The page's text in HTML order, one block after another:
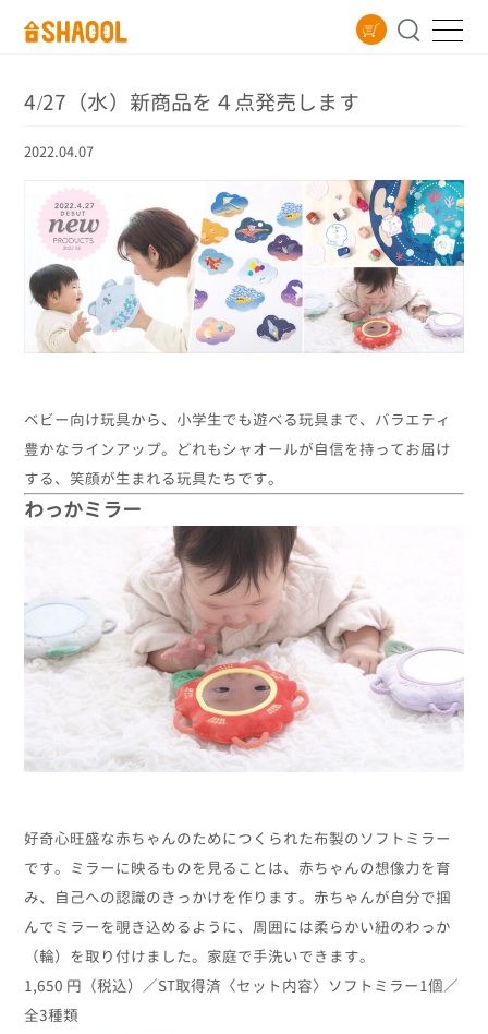
4/27（水）新商品を４点発売します
2022.04.07
ベビー向け玩具から、小学生でも遊べる玩具まで、バラエティ
豊かなラインアップ。どれもシャオールが自信を持ってお届け
する、笑顔が生まれる玩具たちです。
わっかミラー
好奇心旺盛な赤ちゃんのためにつくられた布製のソフトミラー
です。ミラーに映るものを見ることは、赤ちゃんの想像力を育
み、自己への認識のきっかけを作ります。赤ちゃんが自分で掴
んでミラーを覗き込めるように、周囲には柔らかい紐のわっか
（輪）を取り付けました。家庭で手洗いできます。
1,650 円（税込）／ST取得済〈セット内容〉ソフトミラー1個／
全3種類